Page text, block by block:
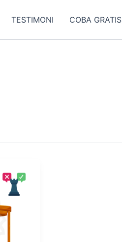
TESTIMONI COBA GRATIS